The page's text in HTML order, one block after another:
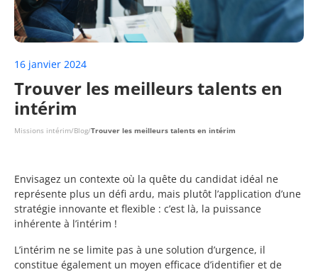
16 janvier 2024
Trouver les meilleurs talents en
intérim
Missions intérim/Blog/Trouver les meilleurs talents en intérim
Envisagez un contexte où la quête du candidat idéal ne
représente plus un défi ardu, mais plutôt l’application d’une
stratégie innovante et flexible : c’est là, la puissance
inhérente à l’intérim !
L’intérim ne se limite pas à une solution d’urgence, il
constitue également un moyen efficace d’identifier et de